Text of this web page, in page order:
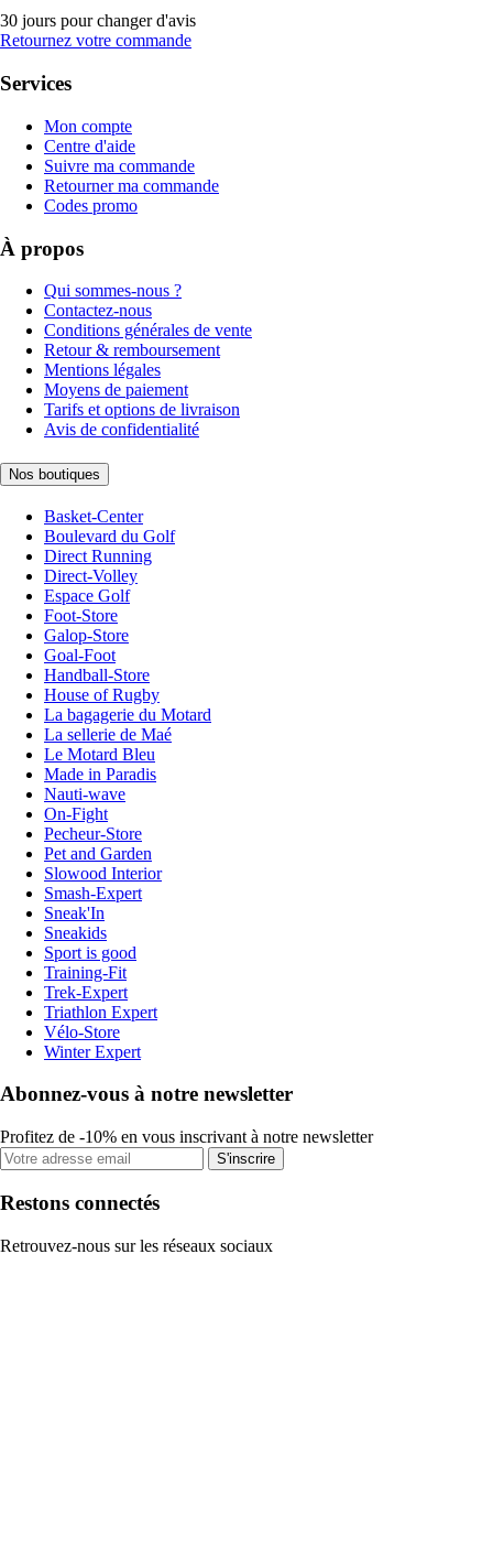
30 jours pour changer d'avis
Retournez votre commande
Services
Mon compte
Centre d'aide
Suivre ma commande
Retourner ma commande
Codes promo
À propos
Qui sommes-nous ?
Contactez-nous
Conditions générales de vente
Retour & remboursement
Mentions légales
Moyens de paiement
Tarifs et options de livraison
Avis de confidentialité
Nos boutiques
Basket-Center
Boulevard du Golf
Direct Running
Direct-Volley
Espace Golf
Foot-Store
Galop-Store
Goal-Foot
Handball-Store
House of Rugby
La bagagerie du Motard
La sellerie de Maé
Le Motard Bleu
Made in Paradis
Nauti-wave
On-Fight
Pecheur-Store
Pet and Garden
Slowood Interior
Smash-Expert
Sneak'In
Sneakids
Sport is good
Training-Fit
Trek-Expert
Triathlon Expert
Vélo-Store
Winter Expert
Abonnez-vous à notre newsletter
Profitez de -10% en vous inscrivant à notre newsletter
S'inscrire
Restons connectés
Retrouvez-nous sur les réseaux sociaux